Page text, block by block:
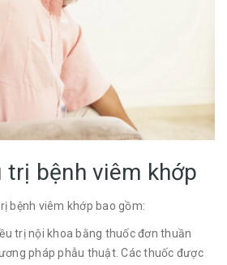
trị bệnh viêm khớp
bệnh viêm khớp bao gồm:
trị nội khoa bằng thuốc đơn thuần
pháp phẫu thuật. Các thuốc được